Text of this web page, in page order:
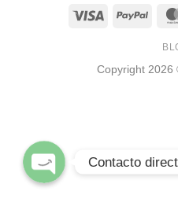
Copyright 2026
Contacto